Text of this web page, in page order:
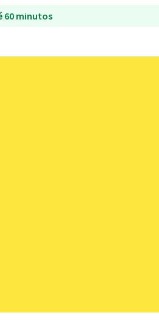
60 minutos